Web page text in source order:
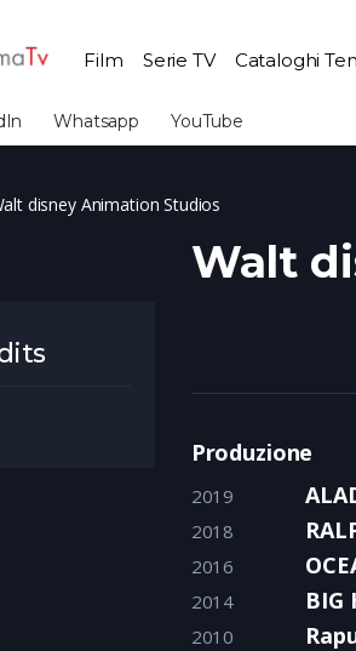
Film Serie TV Cataloghi
Whatsapp YouTube
disney Animation Studios
Walt
Produzione
2019
2018
2016
2014 BIG
2010